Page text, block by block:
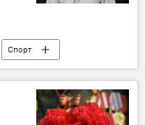
Спорт